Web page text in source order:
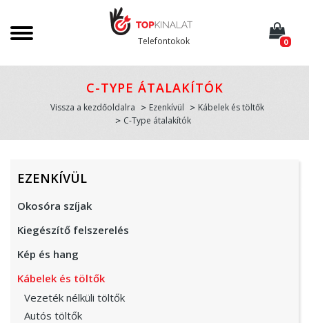
Telefontokok 0
C-TYPE ÁTALAKÍTÓK
Vissza a kezdőoldalra Ezenkívül
Kábelek és töltők
C-Type átalakítók
EZENKÍVÜL
Okosóra szíjak
Kiegészítő felszerelés
Kép és hang
Kábelek és töltők
Vezeték nélküli töltők
Autós töltők